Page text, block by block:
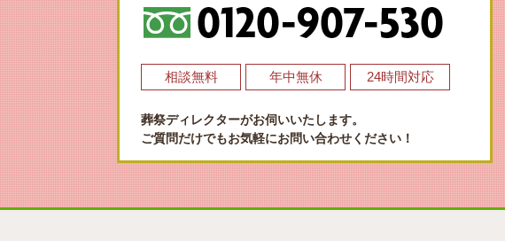
相談無料 年中無休 24時間対応
葬祭ディレクターがお伺いいたします。
ご質問だけでもお気軽にお問い合わせください！